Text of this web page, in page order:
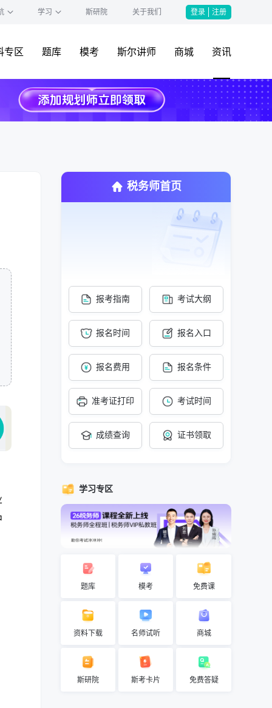
学习 斯研院 关于我们 登录 注册
专区 题库 模考 斯尔讲师 商城 资讯
税务师首页
报考指南 考试大纲
报名时间 报名入口
报名费用 报名条件
准考证打印 考试时间
成绩查询 证书领取
学习专区
题库 模考 免费课
资料下载 名师试听 商城
斯研院 斯考卡片 免费答疑